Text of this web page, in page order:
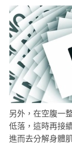
另外，在空腹一
低落，這時再接
進而去分解身體